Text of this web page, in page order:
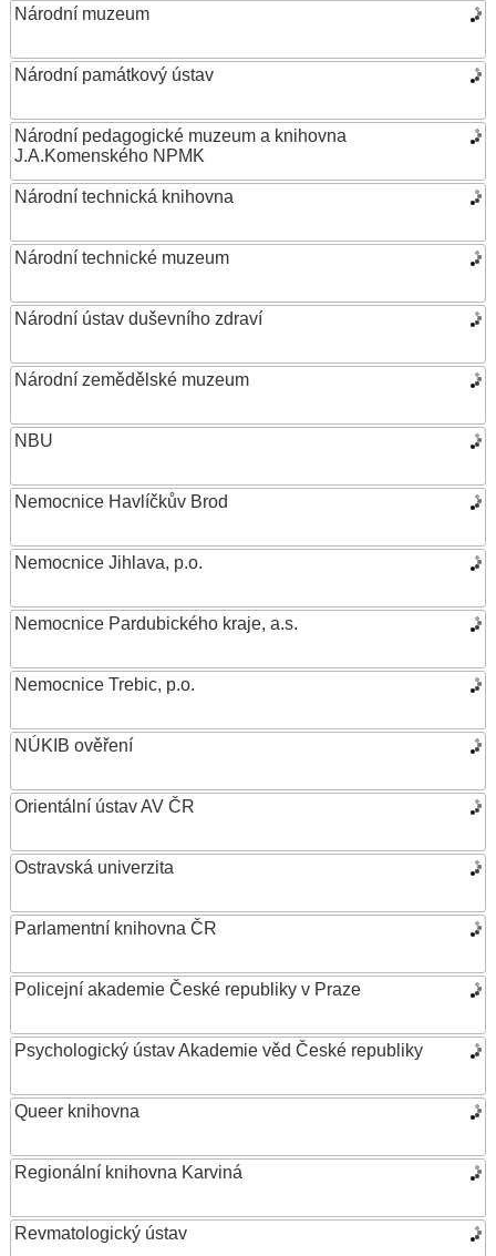
Národní muzeum
Národní památkový ústav
Národní pedagogické muzeum a knihovna
J.A.Komenského NPMK
Národní technická knihovna
Národní technické muzeum
Národní ústav duševního zdraví
Národní zemědělské muzeum
NBU
Nemocnice Havlíčkův Brod
Nemocnice Jihlava, p.o.
Nemocnice Pardubického kraje, a.s.
Nemocnice Trebic, p.o.
NÚKIB ověření
Orientální ústav AV ČR
Ostravská univerzita
Parlamentní knihovna ČR
Policejní akademie České republiky v Praze
Psychologický ústav Akademie věd České republiky
Queer knihovna
Regionální knihovna Karviná
Revmatologický ústav